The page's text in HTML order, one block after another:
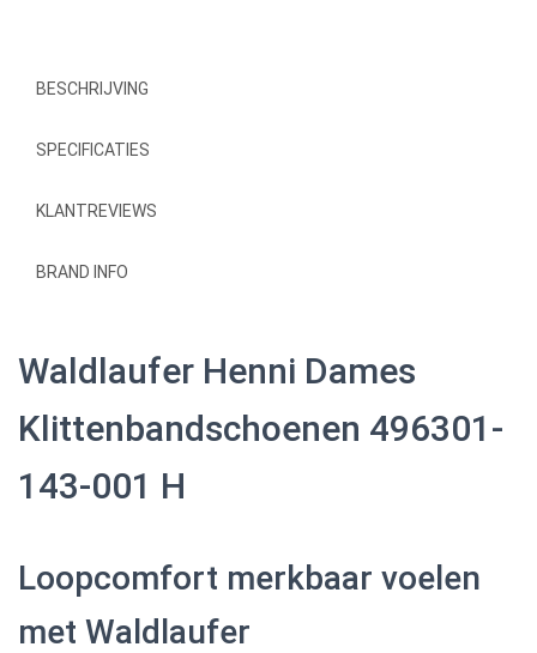
BESCHRIJVING
SPECIFICATIES
KLANTREVIEWS
BRAND INFO
Waldlaufer Henni Dames
Klittenbandschoenen 496301-
143-001 H
Loopcomfort merkbaar voelen
met Waldlaufer